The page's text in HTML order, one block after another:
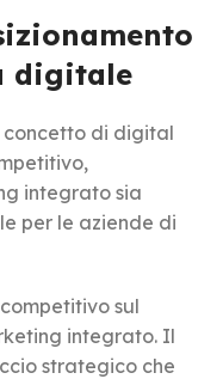
digitale
concetto di digital
integrato sia
per le aziende di
sul
integrato. Il
strategico che